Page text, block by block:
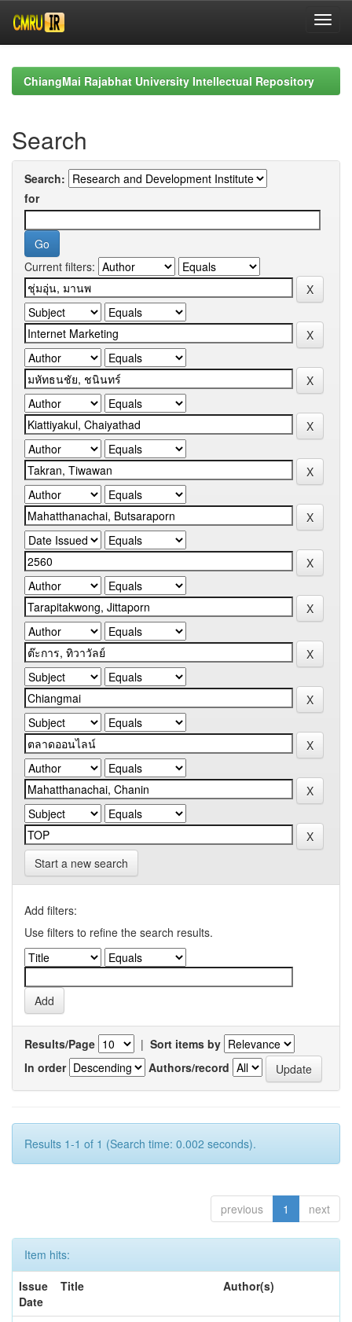
navigationChiangMai Rajabhat University Intellectual Repository
Search
Search:
for
Current filters:
Start a new search
Add filters:
Use filters to refine the search results.
Results/Page | Sort items by
In order
Authors/record
Results 1-1 of 1 (Search time: 0.002 seconds).
previous 1 next
Item hits:
Issue
Date
Title Author(s)